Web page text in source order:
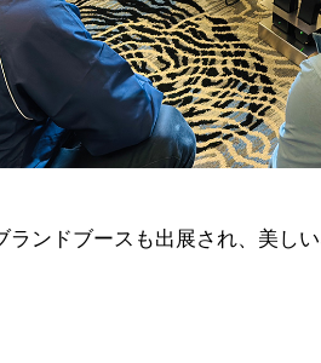
ランドブースも出展され、美し